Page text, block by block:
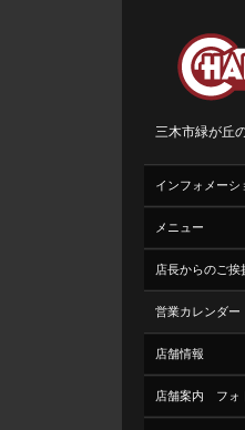
三木市緑が丘
インフォメーシ
メニュー
店長からのご挨
営業カレンダー
店舗情報
店舗案内 フォ